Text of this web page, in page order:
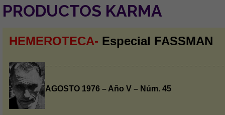
PRODUCTOS KARMA
HEMEROTECA- Especial FASSMAN
- - - - - - - - - - - - - - - - - - - - - - - - - - - - - - - - - - - - - - -
AGOSTO 1976 – Año V – Núm. 45